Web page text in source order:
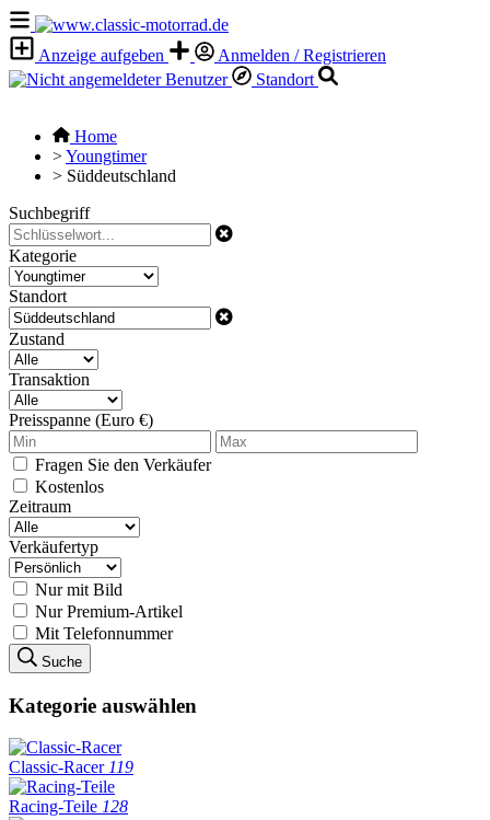
Anzeige aufgeben
Anmelden / Registrieren
Standort
Home
>Youngtimer
> Süddeutschland
Suchbegriff
Kategorie
Standort
Zustand
Transaktion
Preisspanne (Euro €)
Fragen Sie den Verkäufer
Kostenlos
Zeitraum
Verkäufertyp
Nur mit Bild
Nur Premium-Artikel
Mit Telefonnummer
Suche
Kategorie auswählen
Classic-Racer 119
Racing-Teile 128